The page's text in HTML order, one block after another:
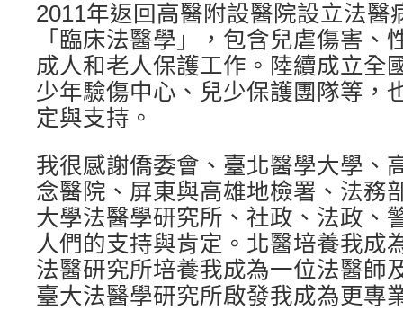
2011年返回高醫附設醫院設立法醫
「臨床法醫學」，包含兒虐傷害、
成人和老人保護工作。陸續成立全
少年驗傷中心、兒少保護團隊等，
定與支持。
我很感謝僑委會、臺北醫學大學、
念醫院、屏東與高雄地檢署、法務
大學法醫學研究所、社政、法政、
人們的支持與肯定。北醫培養我成
法醫研究所培養我成為一位法醫師
臺大法醫學研究所啟發我成為更專